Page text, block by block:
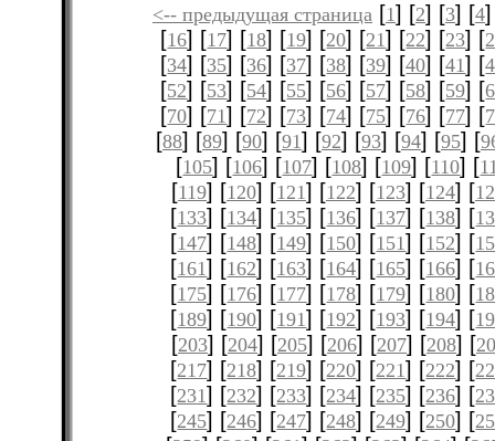
<-- предыдущая страница [1] [2] [3] [4
[16] [17] [18] [19] [20] [21] [22] [23] [
[34] [35] [36] [37] [38] [39] [40] [41] [
[52] [53] [54] [55] [56] [57] [58] [59] [
[70] [71] [72] [73] [74] [75] [76] [77] [
[88] [89] [90] [91] [92] [93] [94] [95] [
[105] [106] [107] [108] [109] [110] [
[119] [120] [121] [122] [123] [124] [
[133] [134] [135] [136] [137] [138] [
[147] [148] [149] [150] [151] [152] [
[161] [162] [163] [164] [165] [166] [
[175] [176] [177] [178] [179] [180] [
[189] [190] [191] [192] [193] [194] [
[203] [204] [205] [206] [207] [208] [
[217] [218] [219] [220] [221] [222] [
[231] [232] [233] [234] [235] [236] [
[245] [246] [247] [248] [249] [250] [